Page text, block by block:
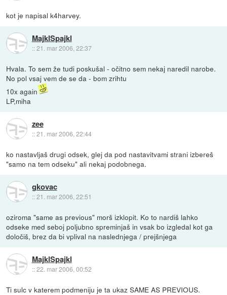
kot je napisal k4harvey.
MajklSpajkl
::21. mar 2006, 22:37
Hvala. To sem že tudi poskušal - očitno sem nekaj naredil narobe.
No pol vsaj vem de se da - bom zrihtu
10x again
LP,miha
zee
::21. mar 2006, 22:44
ko nastavljaš drugi odsek, glej da pod nastavitvami strani izbereš
"samo na tem odseku" ali nekaj podobnega.
gkovac
::21. mar 2006, 22:51
oziroma "same as previous" morš izklopit. Ko to nardiš lahko
odseke med seboj poljubno spreminjaš in vsak bo izgledal kot ga
določiš, brez da bi vplival na naslednjega / prejšnjega
MajklSpajkl
::22. mar 2006, 00:52
Ti sulc v katerem podmeniju je ta ukaz SAME AS PREVIOUS.